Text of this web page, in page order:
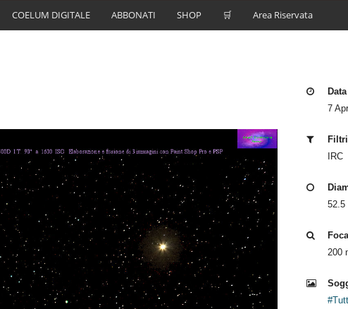
COELUM DIGITALE ABBONATI SHOP 🛒 Area Riservata
7
IRC
52.5
200